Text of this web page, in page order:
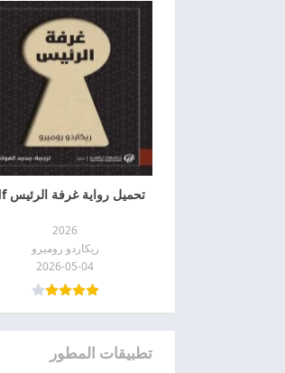
تحميل رواية غرفة الرئيس pdf
2026
ريكاردو روميرو
2026-05-04
تطبيقات المطور